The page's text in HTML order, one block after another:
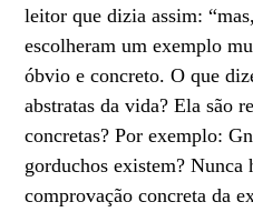
leitor que dizia assim:
escolheram um exemplo
óbvio e concreto. O que
abstratas da vida? Ela são
concretas? Por exemplo:
gorduchos existem? Nunca
comprovação concreta da